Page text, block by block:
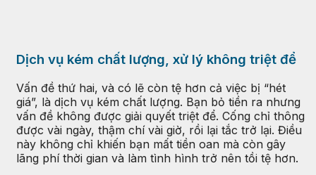
Dịch vụ kém chất lượng, xử lý không triệt để
Vấn đề thứ hai, và có lẽ còn tệ hơn cả việc bị “hét
giá”, là dịch vụ kém chất lượng. Bạn bỏ tiền ra nhưng
vấn đề không được giải quyết triệt để. Cống chỉ thông
được vài ngày, thậm chí vài giờ, rồi lại tắc trở lại. Điều
này không chỉ khiến bạn mất tiền oan mà còn gây
lãng phí thời gian và làm tình hình trở nên tồi tệ hơn.